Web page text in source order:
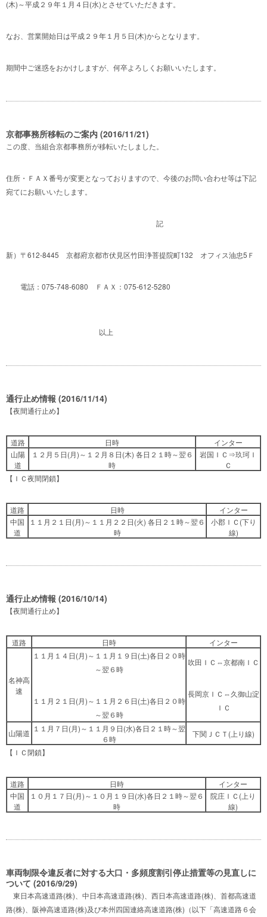
(木)～平成２９年１月４日(水)とさせていただきます。
なお、営業開始日は平成２９年１月５日(木)からとなります。
期間中ご迷惑をおかけしますが、何卒よろしくお願いいたします。
京都事務所移転のご案内 (2016/11/21)
この度、当組合京都事務所が移転いたしました。
住所・ＦＡＸ番号が変更となっておりますので、今後のお問い合わせ等は下記
宛てにお願いいたします。
記
新）〒612-8445 京都府京都市伏見区竹田浄菩提院町132 オフィス油忠5Ｆ
電話：075-748-6080 ＦＡＸ：075-612-5280
以上
通行止め情報 (2016/11/14)
【夜間通行止め】
道路 日時
インター
山陽
道
１２月５日(月)～１２月８日(木) 各日２１時～翌６
時
岩国ＩＣ⇒玖珂Ｉ
Ｃ
【ＩＣ夜間閉鎖】
道路 日時
インター
中国
道
１１月２１日(月)～１１月２２日(火) 各日２１時～翌６
時
小郡ＩＣ(下り
線)
通行止め情報 (2016/10/14)
【夜間通行止め】
道路 日時 インター
名神高
速
１１月１４日(月)～１１月１９日(土)各日２０時
～翌６時
１１月２１日(月)～１１月２６日(土)各日２０時
～翌６時
吹田ＩＣ⇔京都南ＩＣ
長岡京ＩＣ⇔久御山淀
ＩＣ
山陽道 １１月７日(月)～１１月９日(水)各日２１時～翌
６時
下関ＪＣＴ(上り線)
【ＩＣ閉鎖】
道路 日時
インター
中国
道
１０月１７日(月)～１０月１９日(水)各日２１時～翌６
時
院庄ＩＣ(上り
線)
車両制限令違反者に対する大口・多頻度割引停止措置等の見直しに
ついて (2016/9/29)
東日本高速道路(株)、中日本高速道路(株)、西日本高速道路(株)、首都高速道
路(株)、阪神高速道路(株)及び本州四国連絡高速道路(株)（以下「高速道路６会